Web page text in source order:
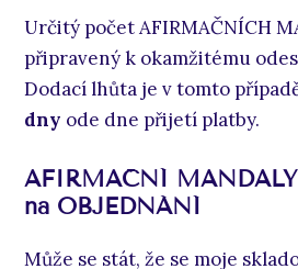
Určitý počet AFIRMAČNÍCH
připravený k okamžitému
Dodací lhůta je v tomto
dny ode dne přijetí platby.
AFIRMAČNÍ MANDALY
na OBJEDNÁNÍ
Může se stát, že se moje